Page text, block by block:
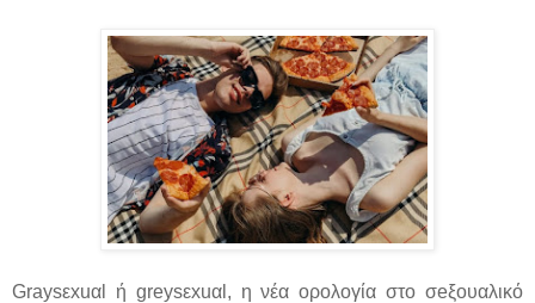
Graysεxuαl ή greysεxuαl, η νέα ορολογία στο σeξουαλικό